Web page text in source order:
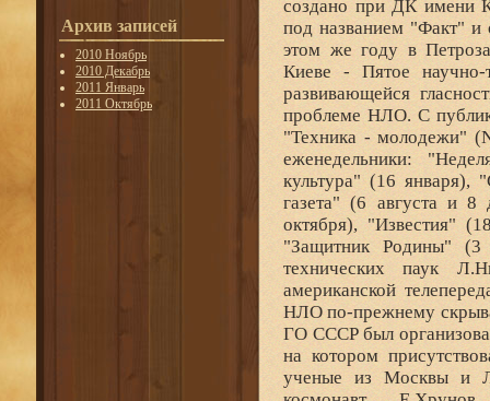
Архив записей
2010 Ноябрь
2010 Декабрь
2011 Январь
2011 Октябрь